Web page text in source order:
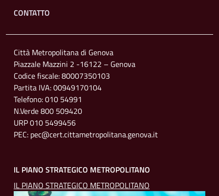
Footer menu
CONTATTO
Città Metropolitana di Genova
Piazzale Mazzini 2 -16122 – Genova
Codice fiscale: 80007350103
Partita IVA: 00949170104
Telefono: 010 54991
N.Verde 800 509420
URP 010 5499456
PEC: pec@cert.cittametropolitana.genova.it
IL PIANO STRATEGICO METROPOLITANO
IL PIANO STRATEGICO METROPOLITANO